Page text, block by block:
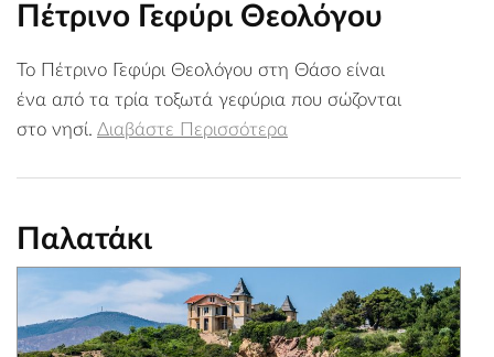
Πέτρινο Γεφύρι Θεολόγου
Το Πέτρινο Γεφύρι Θεολόγου στη Θάσο είναι
ένα από τα τρία τοξωτά γεφύρια που σώζονται
στο νησί. Διαβάστε Περισσότερα
Παλατάκι